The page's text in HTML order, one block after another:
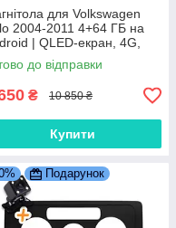
для Volkswagen
2004-2011 4+64 ГБ на
| QLED-екран, 4G,
до відправки
₴ 10 850 ₴
Купити
Подарунок